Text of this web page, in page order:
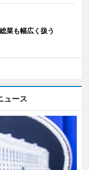
菜も幅広く扱う
ュース